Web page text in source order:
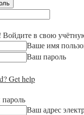
в свою
Ваше имя
Ваш пароль
Get help
пароль
Ваш адрес